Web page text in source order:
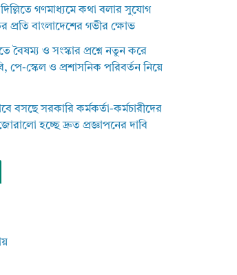
গণমাধ্যমে কথা বলার সুযোগ
প্রতি বাংলাদেশের গভীর ক্ষোভ
বৈষম্য ও সংস্কার প্রশ্নে নতুন করে
পে-স্কেল ও প্রশাসনিক পরিবর্তন নিয়ে
বসছে সরকারি কর্মকর্তা-কর্মচারীদের
হচ্ছে দ্রুত প্রজ্ঞাপনের দাবি